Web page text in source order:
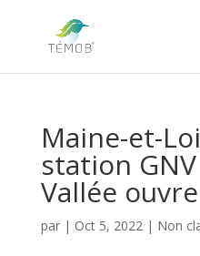
Maine-et-
station
Vallée
par | Oct 5, 2022| Non